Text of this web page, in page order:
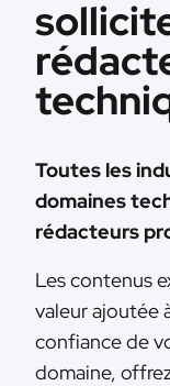
Toutes les
domaines
rédacteurs
Les contenus
valeur ajoutée
confiance de
domaine,